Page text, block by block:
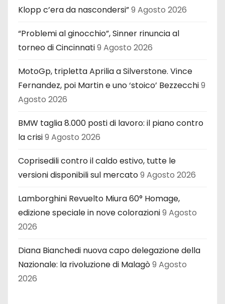
Klopp c’era da nascondersi”9 Agosto 2026
“Problemi al ginocchio”, Sinner rinuncia al
torneo di Cincinnati9 Agosto 2026
MotoGp, tripletta Aprilia a Silverstone. Vince
Fernandez, poi Martin e uno ‘stoico’ Bezzecchi9
Agosto 2026
BMW taglia 8.000 posti di lavoro: il piano contro
la crisi9 Agosto 2026
Coprisedili contro il caldo estivo, tutte le
versioni disponibili sul mercato9 Agosto 2026
Lamborghini Revuelto Miura 60° Homage,
edizione speciale in nove colorazioni9 Agosto
2026
Diana Bianchedi nuova capo delegazione della
Nazionale: la rivoluzione di Malagò9 Agosto
2026